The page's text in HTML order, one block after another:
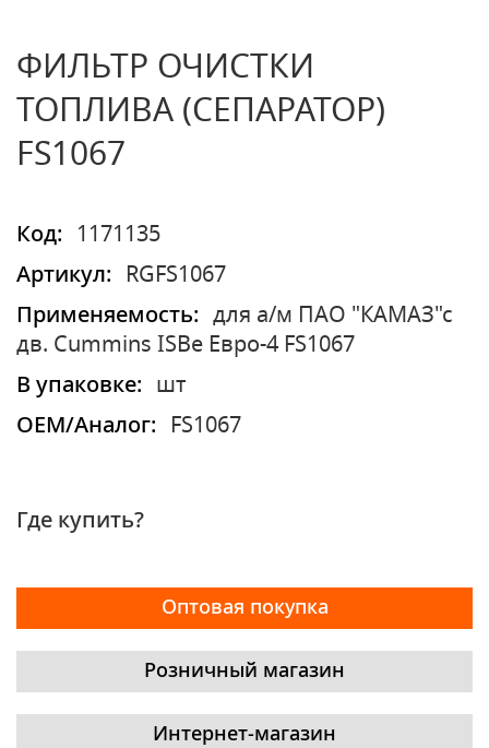
ФИЛЬТР ОЧИСТКИ
ТОПЛИВА (СЕПАРАТОР)
FS1067
Код:
1171135
Артикул:
RGFS1067
Применяемость:
для а/м ПАО "КАМАЗ"с
дв. Cummins ISBe Евро-4 FS1067
В упаковке:
шт
OEM/Аналог:
FS1067
Где купить?
Оптовая покупка
Розничный магазин
Интернет-магазин